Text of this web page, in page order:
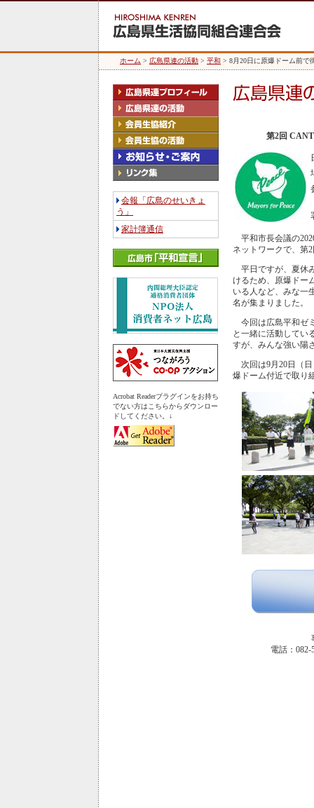
ホーム > 広島県連の活動 > 平和 > 8月20日に原爆ドーム前で
会報「広島のせいきょ
う」
家計簿通信
Acrobat Readerプラグインをお持ち
でない方はこちらからダウンロー
ドしてください。↓
第2回
平和市長会議の
ネットワークで、第
平日ですが、夏休
けるため、原爆ドー
いる人など、みな一
名が集まりました。
今回は広島平和ゼ
と一緒に活動してい
すが、みんな強い陽
次回は9月20日（
爆ドーム付近で取り
電話：082-